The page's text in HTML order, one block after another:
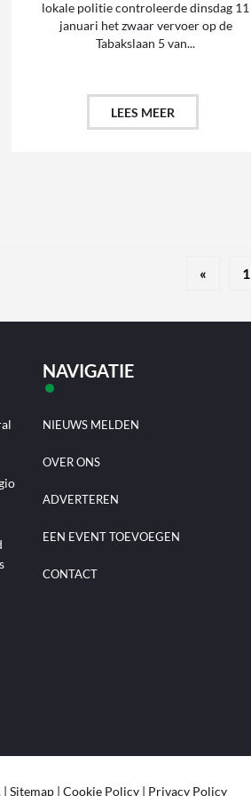
lokale politie controleerde dinsdag 11
januari het zwaar vervoer op de
Tabakslaan 5 van...
LEES MEER
« 1
NAVIGATIE
NIEUWS MELDEN
OVER ONS
ADVERTEREN
EEN EVENT TOEVOEGEN
CONTACT
| Sitemap | Cookie Policy | Privacy Policy